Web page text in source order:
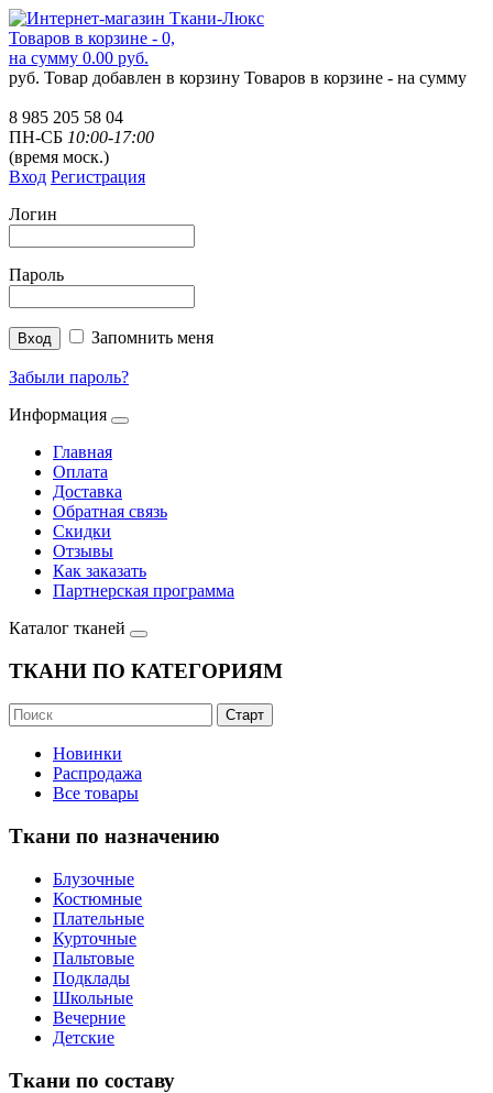
Товаров в корзине - 0,
на сумму 0.00 руб.
руб. Товар добавлен в корзину Товаров в корзине - на сумму
8 985 205 58 04
ПН-СБ 10:00-17:00
(время моск.)
Вход Регистрация
Логин
Пароль
Запомнить меня
Забыли пароль?
Информация
Главная
Оплата
Доставка
Обратная связь
Скидки
Отзывы
Как заказать
Партнерская программа
Каталог тканей
ТКАНИ ПО КАТЕГОРИЯМ
Новинки
Распродажа
Все товары
Ткани по назначению
Блузочные
Костюмные
Плательные
Курточные
Пальтовые
Подклады
Школьные
Вечерние
Детские
Ткани по составу